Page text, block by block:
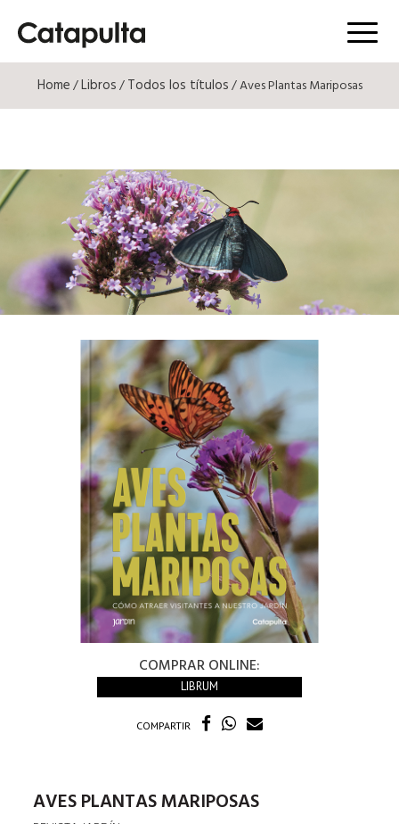
Menú
Home/Libros/Todos los títulos/ Aves Plantas Mariposas
COMPRAR ONLINE:
LIBRUM
COMPARTIR
AVES PLANTAS MARIPOSAS